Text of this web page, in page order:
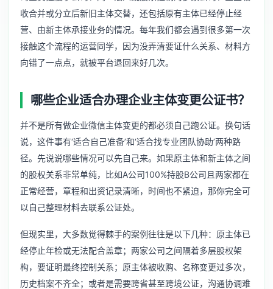
收合并或分立后新旧主体交替，还包括原有主体已经停止经
营、由新主体承接业务的情况。每年我们都会遇到很多第一次
接触这个流程的运营同学，因为没弄清要证什么关系、材料方
向错了一点点，就被平台退回来好几次。
哪些企业适合办理企业主体变更公证书？
并不是所有做企业微信主体变更的都必须自己跑公证。换句话
说，这件事有‘适合自己准备’和‘适合找专业团队协助’两种路
径。先说说哪些情况可以先自己来。如果原主体和新主体之间
的股权关系非常单纯，比如A公司100%持股B公司且两家都在
正常经营，章程和出资记录清晰，时间也不紧迫，那你完全可
以自己整理材料去联系公证处。
但现实里，大多数觉得棘手的案例往往是以下几种：原主体已
经停止年检或无法配合盖章；两家公司之间隔着多层股权架
构，要证明最终控制关系；原主体被收购、名称变更过多次，
历史档案不齐全；或者是需要跨省甚至跨境公证，沟通协调难